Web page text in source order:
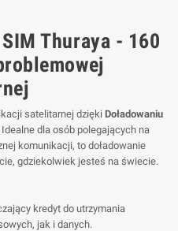
Thuraya - 160
satelitarnej dzięki Doładowaniu
Idealne dla osób polegających na
komunikacji, to doładowanie
gdziekolwiek jesteś na świecie.
kredyt do utrzymania
jak i danych.